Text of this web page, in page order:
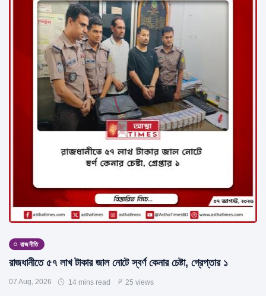
রাজনীতি
রাজধানীতে ৫৭ লাখ টাকার জাল নোটে স্বর্ণ কেনার চেষ্টা, গ্রেপ্তার ১
07 Aug, 2026 14 mins read 25 views